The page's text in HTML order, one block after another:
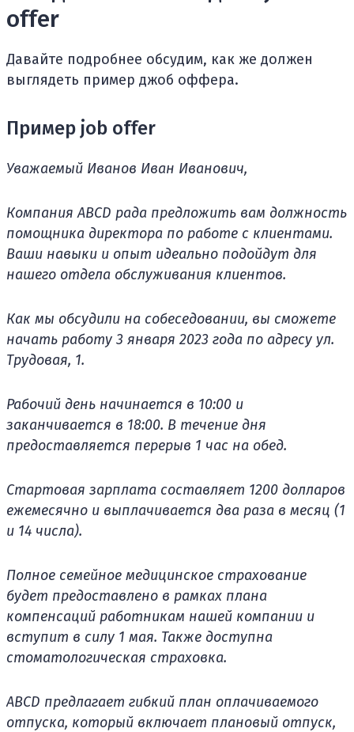
offer
Давайте подробнее обсудим, как же должен
выглядеть пример джоб оффера.
Пример job offer
Уважаемый Иванов Иван Иванович,
Компания ABCD рада предложить вам должность
помощника директора по работе с клиентами.
Ваши навыки и опыт идеально подойдут для
нашего отдела обслуживания клиентов.
Как мы обсудили на собеседовании, вы сможете
начать работу 3 января 2023 года по адресу ул.
Трудовая, 1.
Рабочий день начинается в 10:00 и
заканчивается в 18:00. В течение дня
предоставляется перерыв 1 час на обед.
Стартовая зарплата составляет 1200 долларов
ежемесячно и выплачивается два раза в месяц (1
и 14 числа).
Полное семейное медицинское страхование
будет предоставлено в рамках плана
компенсаций работникам нашей компании и
вступит в силу 1 мая. Также доступна
стоматологическая страховка.
ABCD предлагает гибкий план оплачиваемого
отпуска, который включает плановый отпуск,